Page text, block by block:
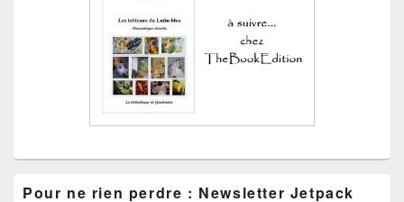
Pour ne rien perdre : Newsletter Jetpack